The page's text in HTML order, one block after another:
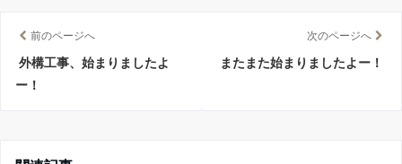
前のページへ
外構工事、始まりましたよ
ー！
次のページへ
またまた始まりましたよー！